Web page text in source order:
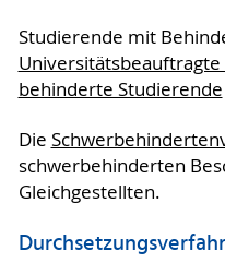
Studierende mit
behinderte Studierende
Die
schwerbehinderten
Gleichgestellten.